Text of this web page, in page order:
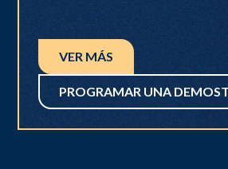
VER MÁS
PROGRAMAR UNA